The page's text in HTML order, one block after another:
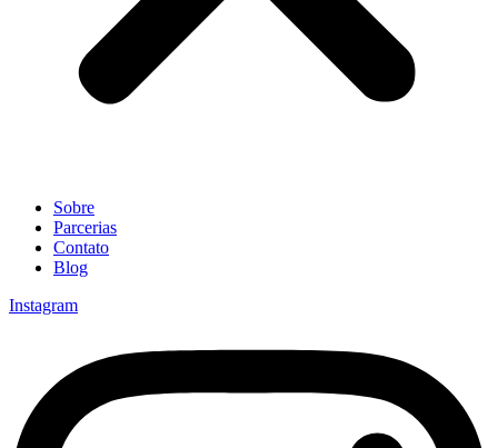
Sobre
Parcerias
Contato
Blog
Instagram